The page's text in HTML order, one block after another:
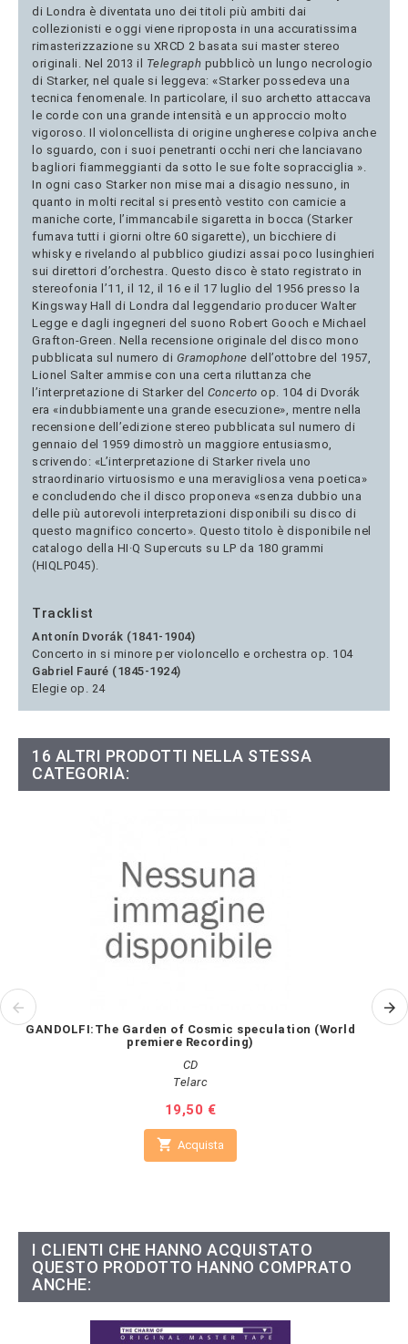
di Londra è diventata uno dei titoli più ambiti dai
collezionisti e oggi viene riproposta in una accuratissima
rimasterizzazione su XRCD 2 basata sui master stereo
originali. Nel 2013 il Telegraph pubblicò un lungo necrologio
di Starker, nel quale si leggeva: «Starker possedeva una
tecnica fenomenale. In particolare, il suo archetto attaccava
le corde con una grande intensità e un approccio molto
vigoroso. Il violoncellista di origine ungherese colpiva anche
lo sguardo, con i suoi penetranti occhi neri che lanciavano
bagliori fiammeggianti da sotto le sue folte sopracciglia ».
In ogni caso Starker non mise mai a disagio nessuno, in
quanto in molti recital si presentò vestito con camicie a
maniche corte, l’immancabile sigaretta in bocca (Starker
fumava tutti i giorni oltre 60 sigarette), un bicchiere di
whisky e rivelando al pubblico giudizi assai poco lusinghieri
sui direttori d’orchestra. Questo disco è stato registrato in
stereofonia l’11, il 12, il 16 e il 17 luglio del 1956 presso la
Kingsway Hall di Londra dal leggendario producer Walter
Legge e dagli ingegneri del suono Robert Gooch e Michael
Grafton-Green. Nella recensione originale del disco mono
pubblicata sul numero di Gramophone dell’ottobre del 1957,
Lionel Salter ammise con una certa riluttanza che
l’interpretazione di Starker del Concerto op. 104 di Dvorák
era «indubbiamente una grande esecuzione», mentre nella
recensione dell’edizione stereo pubblicata sul numero di
gennaio del 1959 dimostrò un maggiore entusiasmo,
scrivendo: «L’interpretazione di Starker rivela uno
straordinario virtuosismo e una meravigliosa vena poetica»
e concludendo che il disco proponeva «senza dubbio una
delle più autorevoli interpretazioni disponibili su disco di
questo magnifico concerto». Questo titolo è disponibile nel
catalogo della HI·Q Supercuts su LP da 180 grammi
(HIQLP045).
Tracklist
Antonín Dvorák (1841-1904)
Concerto in si minore per violoncello e orchestra op. 104
Gabriel Fauré (1845-1924)
Elegie op. 24
16 ALTRI PRODOTTI NELLA STESSA
CATEGORIA:
GANDOLFI:The Garden of Cosmic speculation (World
premiere Recording)
CD
Telarc
Prezzo
19,50 €
 Acquista
I CLIENTI CHE HANNO ACQUISTATO
QUESTO PRODOTTO HANNO COMPRATO
ANCHE: